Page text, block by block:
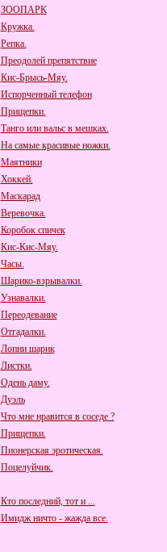
ЗООПАРК
Кружка.
Репка.
Преодолей препятствие
Кис-Брысь-Мяу.
Испорченный телефон
Прищепки.
Танго или вальс в мешках.
На самые красивые ножки.
Маятники
Хоккей.
Маскарад
Веревочка.
Коробок спичек
Кис-Кис-Мяу.
Часы.
Шарико-взрывалки.
Узнавалки.
Переодевание
Отгадалки.
Лопни шарик
Листки.
Одень даму.
Дуэль
Что мне нравится в соседе ?
Прищепки.
Пионерская эротическая.
Поцелуйчик.
Кто последний, тот и ...
Имидж ничто - жажда все.